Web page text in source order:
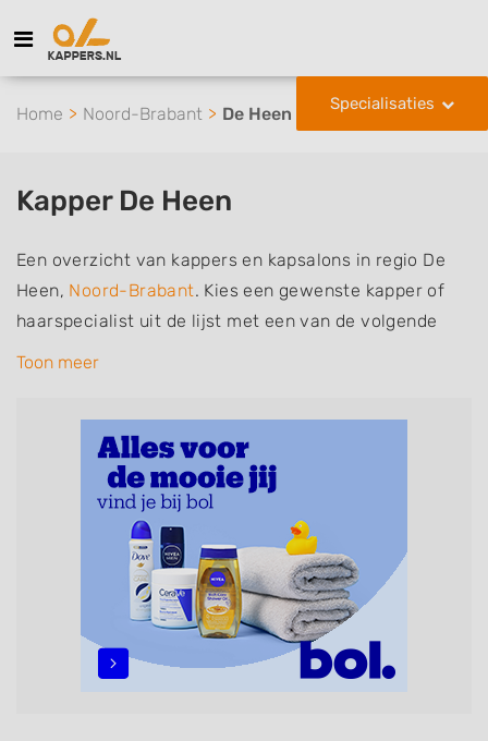
Specialisaties
Home Noord-Brabant De Heen
Kapper De Heen
Een overzicht van kappers en kapsalons in regio De
Heen, Noord-Brabant. Kies een gewenste kapper of
haarspecialist uit de lijst met een van de volgende
specialisaties of aantekeningen: mannen of
zonder afspraak terecht kunt. De vermelde kappers
kunnen uw haren wassen, knippen, föhnen en kleuren,
maar ook helpen met extensions, balyage, invlechten,
opsteken, weave, een keratinebehandeling, een
permanent, een bruidkapsel, make-up & visagie,
epileren, schoonheidsbehandelingen, het trimmen van
een baard en pruiken. U kunt de zoekresultaten
filteren met behulp van de specialisatie filter en u
Toon meer